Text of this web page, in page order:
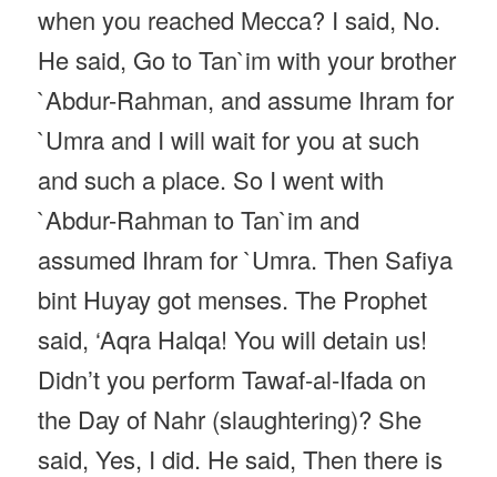
when you reached Mecca? I said, No.
He said, Go to Tan`im with your brother
`Abdur-Rahman, and assume Ihram for
`Umra and I will wait for you at such
and such a place. So I went with
`Abdur-Rahman to Tan`im and
assumed Ihram for `Umra. Then Safiya
bint Huyay got menses. The Prophet
said, ‘Aqra Halqa! You will detain us!
Didn’t you perform Tawaf-al-Ifada on
the Day of Nahr (slaughtering)? She
said, Yes, I did. He said, Then there is